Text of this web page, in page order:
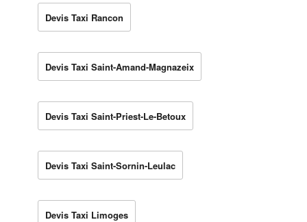
Devis Taxi Rancon
Devis Taxi Saint-Amand-Magnazeix
Devis Taxi Saint-Priest-Le-Betoux
Devis Taxi Saint-Sornin-Leulac
Devis Taxi Limoges